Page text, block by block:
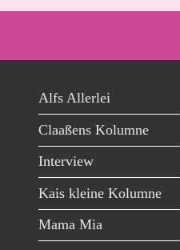
Alfs Allerlei
Claaßens Kolumne
Interview
Kais kleine Kolumne
Mama Mia